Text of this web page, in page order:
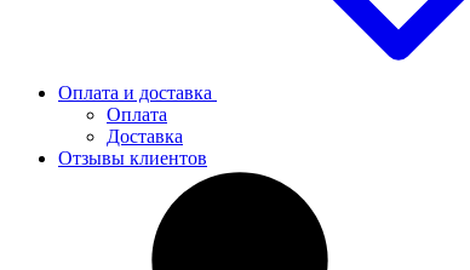
Оплата и доставка
Оплата
Доставка
Отзывы клиентов